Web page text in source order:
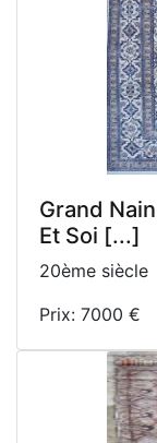
Grand
Et Soi [...]
20ème siècle
Prix: 7000 €